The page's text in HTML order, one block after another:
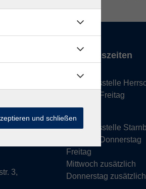
14,
3,
Öffnungszeiten
Geschäftsstelle
Montag - Freitag
Dienstag
Geschäftsstelle
Montag - Donnerstag
Freitag
Mittwoch zusätzlich
Donnerstag zusätzlich
und schließen